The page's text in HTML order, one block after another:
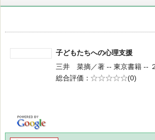
子どもたちへの心理支援
三井 菜摘／著 -- 東京書籍 --
総合評価
5段階評価
(0)